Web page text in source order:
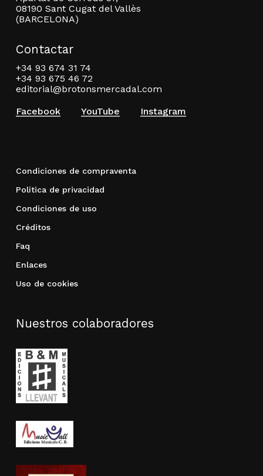
08190 Sant Cugat del Vallès
(BARCELONA)
Contactar
+34 93 674 31 74
+34 93 675 46 72
editorial@brotonsmercadal.com
Facebook
YouTube Instagram
Condiciones de compraventa
Política de privacidad
Condiciones de uso
Créditos
Faq
Enlaces
Uso de cookies
Nuestros colaboradores